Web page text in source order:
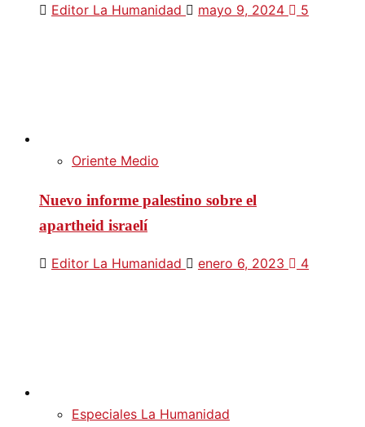
Editor La Humanidad mayo 9, 2024 5
Oriente Medio
Nuevo informe palestino sobre el
apartheid israelí
Editor La Humanidad enero 6, 2023 4
Especiales La Humanidad